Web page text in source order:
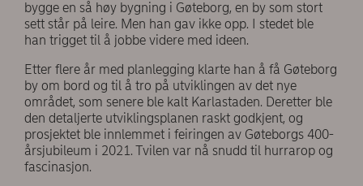
bygge en så høy bygning i Gøteborg, en by som stort
sett står på leire. Men han gav ikke opp. I stedet ble
han trigget til å jobbe videre med ideen.
Etter flere år med planlegging klarte han å få Gøteborg
by om bord og til å tro på utviklingen av det nye
området, som senere ble kalt Karlastaden. Deretter ble
den detaljerte utviklingsplanen raskt godkjent, og
prosjektet ble innlemmet i feiringen av Gøteborgs 400-
årsjubileum i 2021. Tvilen var nå snudd til hurrarop og
fascinasjon.